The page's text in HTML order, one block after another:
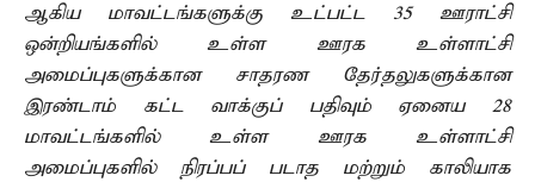
ஆகிய மாவட்டங்களுக்கு உட்பட்ட 35 ஊராட்சி
ஒன்றியங்களில் உள்ள ஊரக உள்ளாட்சி
அமைப்புகளுக்கான சாதரண தேர்தலுகளுக்கான
இரண்டாம் கட்ட வாக்குப் பதிவும் ஏனைய 28
மாவட்டங்களில் உள்ள ஊரக உள்ளாட்சி
அமைப்புகளில் நிரப்பப் படாத மற்றும் காலியாக